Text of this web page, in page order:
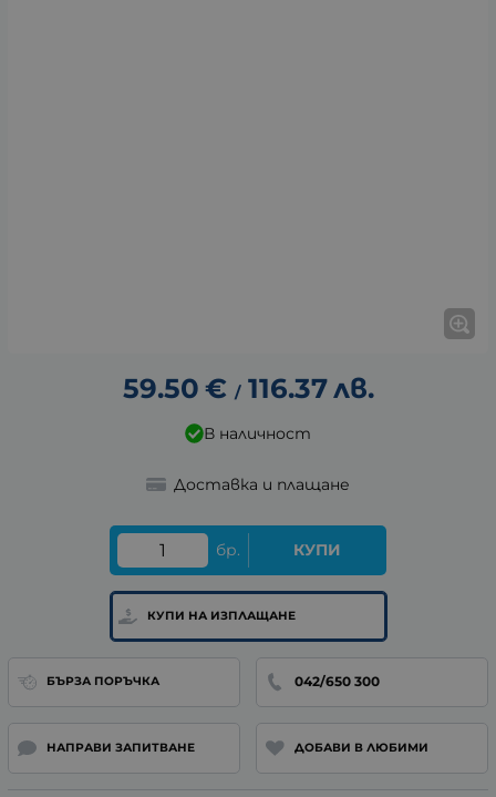
59.50 € / 116.37лв.
В наличност
Доставка и плащане
бр. КУПИ
КУПИ НА ИЗПЛАЩАНЕ
БЪРЗА ПОРЪЧКА 042/650 300
НАПРАВИ ЗАПИТВАНЕ ДОБАВИ В ЛЮБИМИ